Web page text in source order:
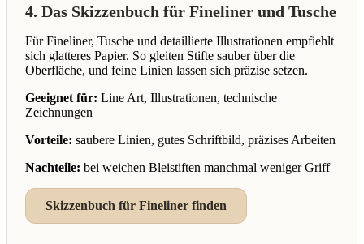
4. Das Skizzenbuch für Fineliner und Tusche
Für Fineliner, Tusche und detaillierte Illustrationen empfiehlt
sich glatteres Papier. So gleiten Stifte sauber über die
Oberfläche, und feine Linien lassen sich präzise setzen.
Geeignet für: Line Art, Illustrationen, technische
Zeichnungen
Vorteile: saubere Linien, gutes Schriftbild, präzises Arbeiten
Nachteile: bei weichen Bleistiften manchmal weniger Griff
Skizzenbuch für Fineliner finden